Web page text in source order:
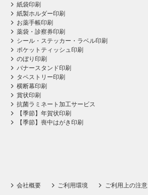
紙袋印刷
紙製ホルダー印刷
お薬手帳印刷
薬袋・診察券印刷
シール・ステッカー・ラベル印刷
ポケットティッシュ印刷
のぼり印刷
バナースタンド印刷
タペストリー印刷
横断幕印刷
賞状印刷
抗菌ラミネート加工サービス
【季節】年賀状印刷
【季節】喪中はがき印刷
会社概要 ご利用環境 ご利用上の注意